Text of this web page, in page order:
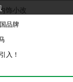
品牌
入！